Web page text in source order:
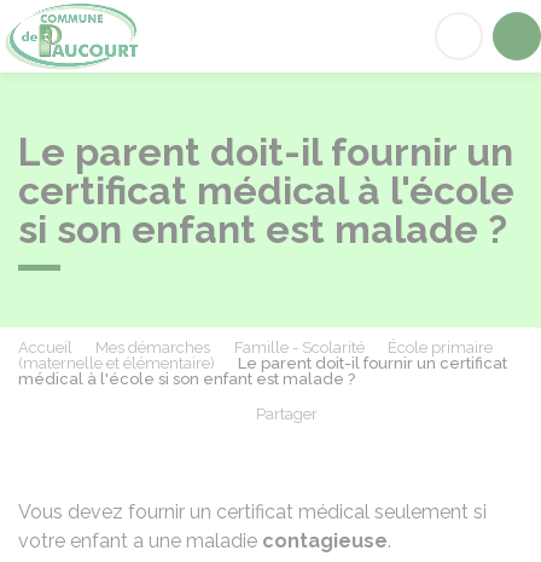
Le parent doit-il fournir un
certificat médical à l'école
si son enfant est malade ?
Accueil Mes démarches Famille - Scolarité
École primaire
(maternelle et élémentaire)
Le parent doit-il fournir un certificat
médical à l'école si son enfant est malade ?
Partager
Vous devez fournir un certificat médical seulement si
votre enfant a une maladie contagieuse.